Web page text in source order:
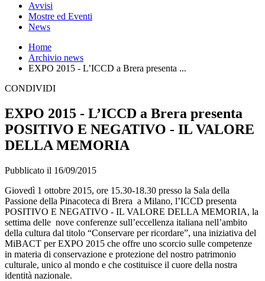
Avvisi
Mostre ed Eventi
News
Home
Archivio news
EXPO 2015 - L’ICCD a Brera presenta ...
CONDIVIDI
EXPO 2015 - L’ICCD a Brera presenta
POSITIVO E NEGATIVO - IL VALORE
DELLA MEMORIA
Pubblicato il 16/09/2015
Giovedì 1 ottobre 2015, ore 15.30-18.30 presso la Sala della
Passione della Pinacoteca di Brera a Milano, l’ICCD presenta
POSITIVO E NEGATIVO - IL VALORE DELLA MEMORIA, la
settima delle nove conferenze sull’eccellenza italiana nell’ambito
della cultura dal titolo “Conservare per ricordare”, una iniziativa del
MiBACT per EXPO 2015 che offre uno scorcio sulle competenze
in materia di conservazione e protezione del nostro patrimonio
culturale, unico al mondo e che costituisce il cuore della nostra
identità nazionale.